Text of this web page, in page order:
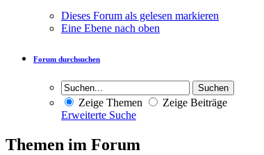
Dieses Forum als gelesen markieren
Eine Ebene nach oben
Forum durchsuchen
Zeige Themen
Zeige Beiträge
Erweiterte Suche
Themen im Forum